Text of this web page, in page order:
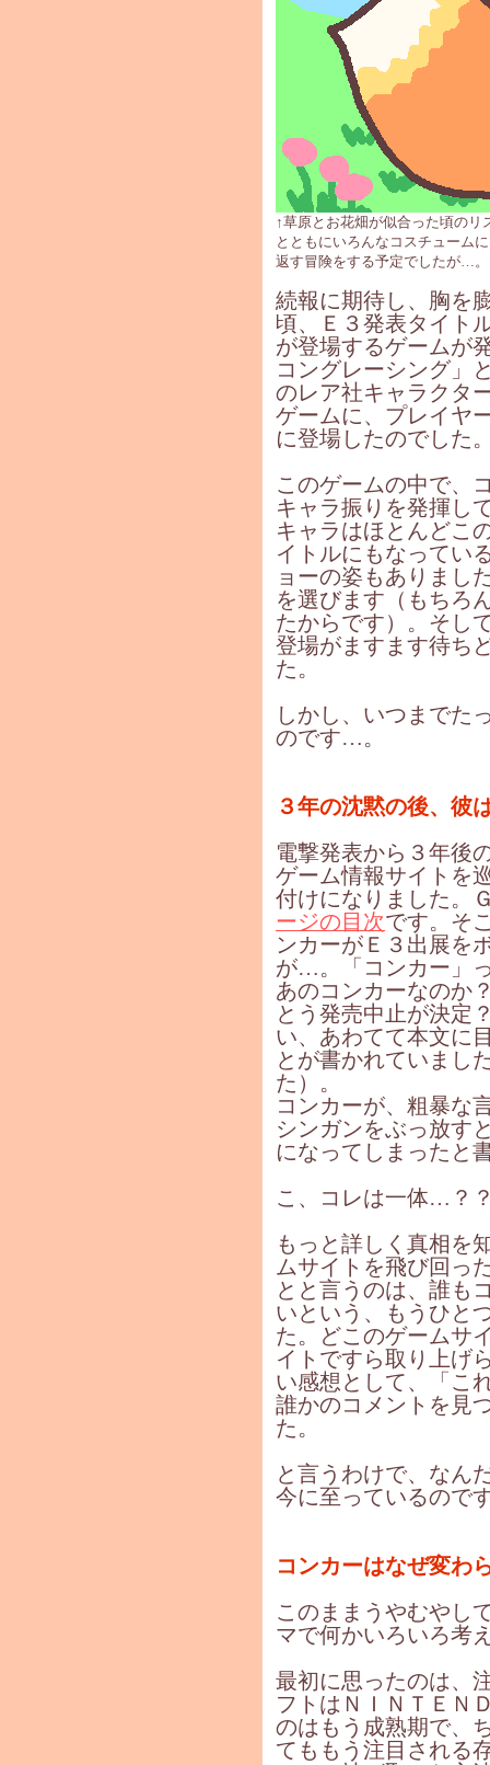
↑草原とお花畑が似合った頃の
とともにいろんなコスチューム
返す冒険をする予定でしたが…。
続報に期待し、胸を
頃、Ｅ３発表タイト
が登場するゲームが
コングレーシング」
のレア社キャラクタ
ゲームに、プレイヤ
に登場したのでした
このゲームの中で、
キャラ振りを発揮し
キャラはほとんどこ
イトルにもなってい
ョーの姿もありまし
を選びます（もちろ
たからです）。そし
登場がますます待ち
た。
しかし、いつまでた
のです…。
３年の沈黙の後、彼
電撃発表から３年後
ゲーム情報サイトを
付けになりました。
ージの目次です。そ
ンカーがＥ３出展を
が…。「コンカー」
あのコンカーなのか
とう発売中止が決定
い、あわてて本文に
とが書かれていまし
た）。
コンカーが、粗暴な
シンガンをぶっ放す
になってしまったと
こ、コレは一体…？
もっと詳しく真相を
ムサイトを飛び回っ
とと言うのは、誰も
いという、もうひと
た。どこのゲームサ
イトですら取り上げ
い感想として、「こ
誰かのコメントを見
た。
と言うわけで、なん
今に至っているので
コンカーはなぜ変わ
このままうやむやし
マで何かいろいろ考
最初に思ったのは、
フトはＮＩＮＴＥＮ
のはもう成熟期で、
てももう注目される